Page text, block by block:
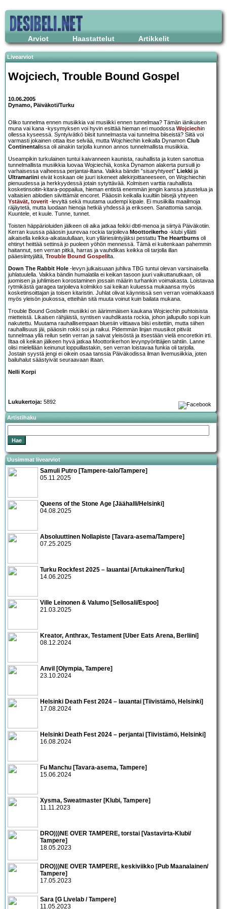
Arviot Haastattelut Artikkelit
Livearviot
Wojciech, Trouble Bound Gospel
10.06.2005
Dynamo, Päiväkoti/Turku
Oliko tunnelma ennen musiikkia vai musiikki ennen tunnelmaa? Tämän iänikuisen
muna vai kana -kysymyksen voi hyvin esittää hieman eri muodossa Wojciechin
ollessa kyseessä. Syntyivätkö biisit tunnelmasta vai tunnelma biiseistä? Siitä voi
varmasti jokainen ottaa itse selvää, mutta Wojchiechin keikalla Dynamon Club
Continentalissa oli ainakin tarjolla kunnon annos tunnelmallista musiikkia.
Useampikin turkulainen tuntui kaivanneen kaunista, rauhallista ja kuten sanottua
tunnelmallista musiikkia luovaa Wojciechiä, koska Dynamon alakerta pursuili jo
varhaisessa vaiheessa perjantai-iltana. Vaikka bändin ”sisaryhtyeet” Liekki ja
Ultramariini eivät koskaan ole juuri iskeneet allekirjoittaneeseen, on Wojchiechin
pienuudessa ja herkkyydessä jotain sytyttävää. Kolmisen varttia rauhallista
kosketinsoitin-kitara-poppailua, hieman entistä enemmän jengin kanssa jutustelua ja
valtaisien ablodien siivittämät encoret. Pääosin keikalla kuultiin biisejä yhtyeen
Ystävät, toverit -levyltä sekä muutama uudempi kipale. Ei musiikilla maailmoja
räjäytetä, mutta luodaan hienoja hetkiä yhdessä ja erikseen. Sanattomia sanoja.
Kuuntele, et kuule. Tunne, tunnet.
Toisten häppärioluiden jälkeen oli aika jatkaa feikki dbtl-menoa ja siirtyä Päiväkotiin.
Kerran kuussa pääosin juurevaa rockia tarjoileva Moottorikerho -klubi yllätti
aikaisella keikka-aikataulullaan, kun ylläriesiintyjäksi pestattu The Heartburns oli
ehtinyt heittää settinsä jo puoleen yöhön mennessä. Tämä ei kuitenkaan pahemmin
haitannut, sen verran pitkä, harras ja vauhdikas keikka oli tarjolla illan
pääesiintyjältä, Trouble Bound Gospel ilta.
Down The Rabbit Hole -levyn julkaisuaan juhliva TBG tuntui olevan varsinaisella
juhlatuulella. Vaikka bändin humalatila ei keikan tasoon juuri vaikuttanutkaan, oli
juomisen ja juhlimisen korostaminen jossain määrin turhankin voimakasta. Loistavaa
rytmikästä garagea tarjoileva kolmikko sai keikan kuluessa mukaansa myös
kosketinsoittajan ja toisen kitaristin. Juhlat olivat käynnissä sen verran voimakkaasti
myös yleisön joukossa, etteihän sitä muuta voinut kuin bailata mukana.
Trouble Bound Gosbelin musiikki on äärimmäisen kaukana Wojciechin puhtoisista
mietteistä. Likaisen rähjäistä, syntisen vauhdikasta rockia, johon jallupullo sopi kuin
nakutettu. Muutama rauhallisempaan bluesiin viittaava biisi esitettiin, mutta siihen
rauhallisuus jäi, pääosin rokki soi ja raikui. Pidemmän linjan muusikot pitivät
tunnelmaa yllä reilun setin verran ja saivat yleisöstä ja itsestään vielä encoretkin irti.
Iltaa oli keikan jälkeen hyvä jatkaa Moottorikerhon levynpyörittäjien tahtiin. Lanne
olisi mielellään keinunut loppuillastakin, sen verran loistavaa funkia oli tarjolla.
Jostain syystä jengi ei oikein osaa tanssia Päiväkodissa ilman livemusiikkia, joten
bailuhalut säästyivät seuraavaan iltaan.
Nelli Korpi
Lukukertoja: 5892
Artistihaku
Uusimmat livearviot
Samuli Putro [Tampere-talo/Tampere]
05.11.2025
Queens of the Stone Age [Jäähalli/Helsinki]
04.08.2025
Absoluuttinen Nollapiste [Tavara-asema/Tampere]
07.25.2025
Turku Rockfest 2025 – lauantai [Artukainen/Turku]
14.06.2025
Ville Leinonen & Valumo [Sellosali/Espoo]
21.03.2025
Kreator, Anthrax, Testament [Uber Eats Arena, Berliini]
08.12.2024
Anvil [Olympia, Tampere]
23.10.2024
Helsinki Death Fest 2024 – lauantai [Tiivistämö, Helsinki]
17.08.2024
Helsinki Death Fest 2024 – perjantai [Tiivistämö, Helsinki]
16.08.2024
Fu Manchu [Tavara-asema, Tampere]
15.06.2024
Xysma, Sweatmaster [Klubi, Tampere]
11.11.2023
DRO)))NE OVER TAMPERE, torstai [Vastavirta-Klubi/
Tampere]
18.05.2023
DRO)))NE OVER TAMPERE, keskiviikko [Pub Maanalainen/
Tampere]
17.05.2023
Sara [G Livelab / Tampere]
11.05.2023